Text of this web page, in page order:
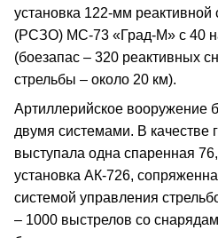
установка 122-мм реактивной
(РСЗО) МС-73 «Град-М» с 40
(боезапас – 320 реактивных
стрельбы – около 20 км).
Артиллерийское вооружение
двумя системами. В качестве
выступала одна спаренная
установка АК-726,
системой управления
– 1000 выстрелов со